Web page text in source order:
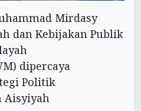
Mirdasy
dan Kebijakan Publik
dipercaya
Politik
Aisyiyah